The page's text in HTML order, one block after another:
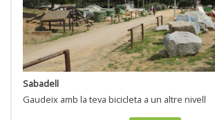
Sabadell
Gaudeix amb la teva bicicleta a un altre nivell